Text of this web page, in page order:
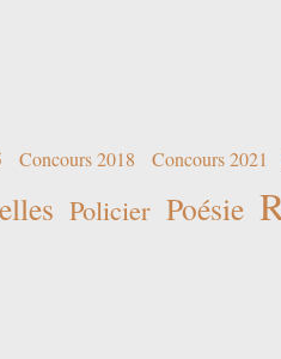
Concours 2018 Concours 2021
Policier Poésie